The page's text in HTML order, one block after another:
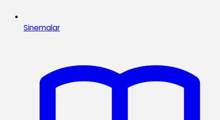
Sinemalar